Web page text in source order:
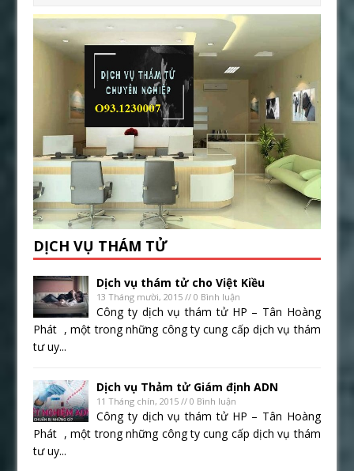
DỊCH VỤ THÁM TỬ
Dịch vụ thám tử cho Việt Kiều
13 Tháng mười, 2015 // 0 Bình luận
Công ty dịch vụ thám tử HP – Tân Hoàng
Phát , một trong những công ty cung cấp dịch vụ thám
tư uy...
Dịch vụ Thảm tử Giám định ADN
11 Tháng chín, 2015 // 0 Bình luận
Công ty dịch vụ thám tử HP – Tân Hoàng
Phát , một trong những công ty cung cấp dịch vụ thám
tư uy...